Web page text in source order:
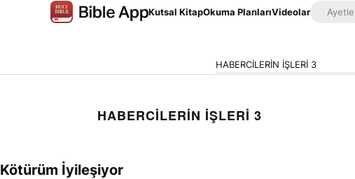
Kutsal KitapOkuma PlanlarıVideolar
HABERCİLERİN İŞLERİ 3
HABERCİLERİN İŞLERİ 3
Kötürüm İyileşiyor